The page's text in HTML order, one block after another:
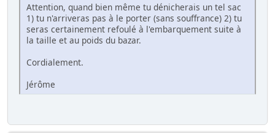
Attention, quand bien même tu dénicherais un tel sac
1) tu n'arriveras pas à le porter (sans souffrance) 2) tu
seras certainement refoulé à l'embarquement suite à
la taille et au poids du bazar.
Cordialement.
Jérôme